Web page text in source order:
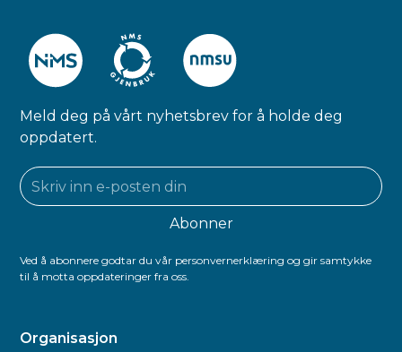
Meld deg på vårt nyhetsbrev for å holde deg
oppdatert.
Ved å abonnere godtar du vår personvernerklæring og gir samtykke
til å motta oppdateringer fra oss.
Organisasjon